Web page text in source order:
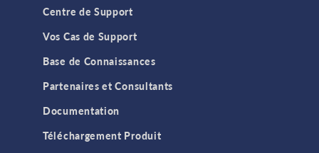
Centre de Support
Vos Cas de Support
Base de Connaissances
Partenaires et Consultants
Documentation
Téléchargement Produit